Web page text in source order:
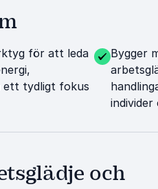
för att leda
ett tydligt fokus
Bygger
individer
och